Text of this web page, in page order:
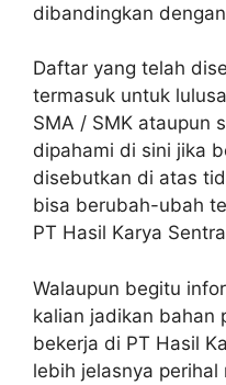
dibandingkan
Daftar yang telah
termasuk untuk
SMA / SMK ataupun
dipahami di sini jika
disebutkan di atas
bisa berubah-ubah
PT Hasil Karya
Walaupun begitu
kalian jadikan bahan
bekerja di PT Hasil
lebih jelasnya